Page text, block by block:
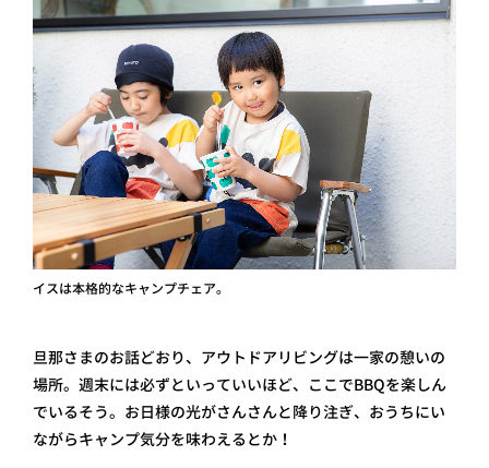
イスは本格的なキャンプチェア。
旦那さまのお話どおり、アウトドアリビングは一家の憩いの
場所。週末には必ずといっていいほど、ここでBBQを楽しん
でいるそう。お日様の光がさんさんと降り注ぎ、おうちにい
ながらキャンプ気分を味わえるとか！